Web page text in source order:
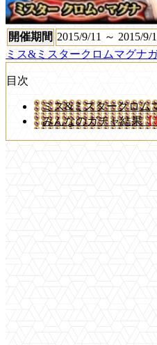
開催期間 2015/9/11 ～ 2015/9/
ミス&ミスタークロムマグナ
目次
ミス&ミスタークロム
みんなのガチャ結果【